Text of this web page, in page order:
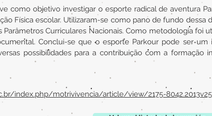
como objetivo investigar o esporte radical de aventura
Física escolar. Utilizaram-se como pano de fundo dessa
Parâmetros Curriculares Nacionais. Como metodologia foi
Conclui-se que o esporte Parkour pode ser um
possibilidades para a contribuição com a formação
index.php/motrivivencia/article/view/2175-